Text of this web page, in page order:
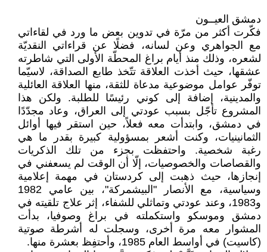
دمشق العيــون
فكّرت أكثر من مرّة في تدوين بعض ما ورد في لقاءاتي
مع الجواهري وعن لسانه، فضلًا عن قراءاتي النقديّة
لشعره، وذلك منذ أيام براغ المحطّة الأولى التي شاطرته
عشقها، حيث أخذت العلاقة تتّخذ طابع الصداقة، لاسيّما
توفّر عوامل موضوعية مدعاة للثقة، منها العلاقة العائلية
والمدينية، إضافة إلى كوني رئيسًا للطلبة. ولكن هذا
المشروع تأجّل بسبب عودتي إلى العراق، وعاد مجدّدًا
في دمشق، وابتدأت معه فعلاً، حين استقر فيها أوائل
الثمانينيات، وكنت أشعر بمسؤولية كبيرة بقدر ما هي
رغبة شخصية. واحتفظت بجزء من تلك الذكريات
والقصاصات والخصوصيات، إلّا أن الوقت لم يسعفني في
إنجازها، حيث ذهبت إلى كردستان في مهمة إعلامية
وسياسية، مع الأنصار "البيشمركة"، بين عامي 1982
و1983، وعند عودتي وتماثلي للشفاء، إثر علاج تلقيته في
دمشق وموسكو واستكملته في براغ وصوفيا، بدأت
المشوار معه مرة أخرى، وسجلت له أشرطة صوتية
(كاسيت) في أواسط العام 1985، وأحتفِظ بعشرة منها.